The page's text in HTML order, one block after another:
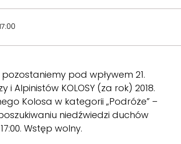
pod wpływem 21.
Alpinistów KOLOSY (za rok) 2018.
Kolosa w kategorii „Podróże” –
niedźwiedzi duchów
Wstęp wolny.